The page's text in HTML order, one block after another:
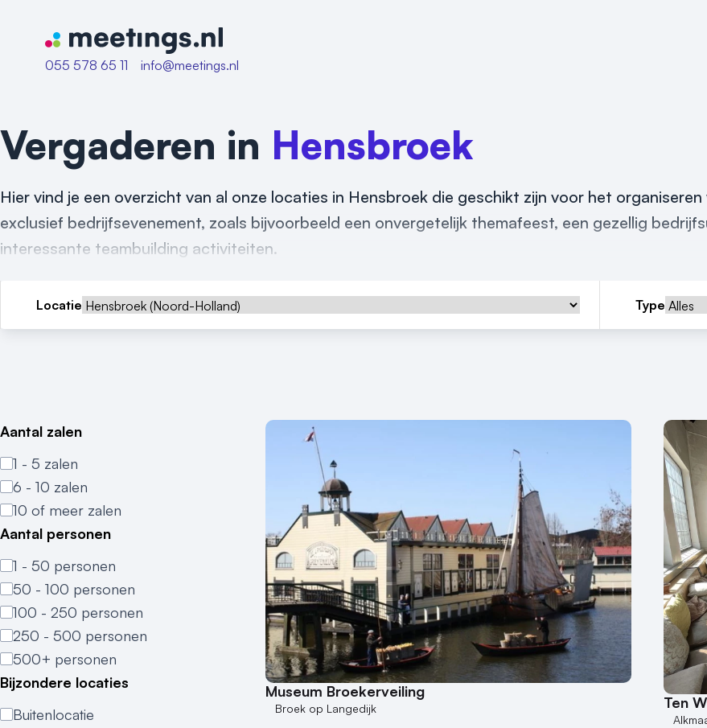
Naar home van Meetings
055 578 65 11
info@meetings.nl
Vergaderen in Hensbroek
Hier vind je een overzicht van al onze locaties in Hensbroek die geschikt zijn voor het organiseren
exclusief bedrijfsevenement, zoals bijvoorbeeld een onvergetelijk themafeest, een gezellig
interessante teambuilding activiteiten.
Locatie Type
Aantal zalen
1 - 5 zalen
6 - 10 zalen
10 of meer zalen
Aantal personen
1 - 50 personen
50 - 100 personen
100 - 250 personen
250 - 500 personen
500+ personen
Bijzondere locaties
Buitenlocatie
Museum Broekerveiling
Broek op Langedijk Ten